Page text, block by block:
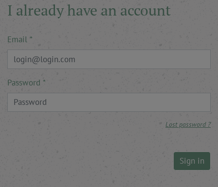
I already have an account
Email
Password
Lost password ?
Sign in